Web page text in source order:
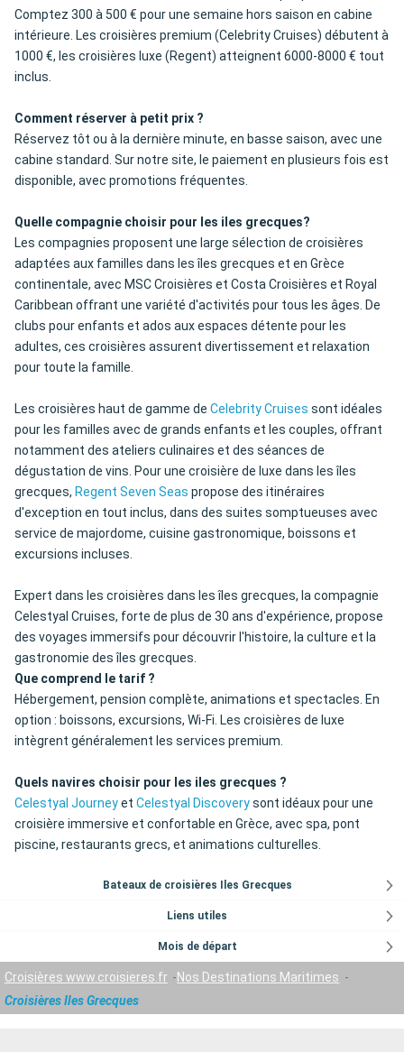
Comptez 300 à 500 € pour une semaine hors saison en cabine
intérieure. Les croisières premium (Celebrity Cruises) débutent à
1000 €, les croisières luxe (Regent) atteignent 6000-8000 € tout
inclus.
Comment réserver à petit prix ?
Réservez tôt ou à la dernière minute, en basse saison, avec une
cabine standard. Sur notre site, le paiement en plusieurs fois est
disponible, avec promotions fréquentes.
Quelle compagnie choisir pour les iles grecques?
Les compagnies proposent une large sélection de croisières
adaptées aux familles dans les îles grecques et en Grèce
continentale, avec MSC Croisières et Costa Croisières et Royal
Caribbean offrant une variété d'activités pour tous les âges. De
clubs pour enfants et ados aux espaces détente pour les
adultes, ces croisières assurent divertissement et relaxation
pour toute la famille.
Les croisières haut de gamme de Celebrity Cruises sont idéales
pour les familles avec de grands enfants et les couples, offrant
notamment des ateliers culinaires et des séances de
dégustation de vins. Pour une croisière de luxe dans les îles
grecques, Regent Seven Seas propose des itinéraires
d'exception en tout inclus, dans des suites somptueuses avec
service de majordome, cuisine gastronomique, boissons et
excursions incluses.
Expert dans les croisières dans les îles grecques, la compagnie
Celestyal Cruises, forte de plus de 30 ans d'expérience, propose
des voyages immersifs pour découvrir l'histoire, la culture et la
gastronomie des îles grecques.
Que comprend le tarif ?
Hébergement, pension complète, animations et spectacles. En
option : boissons, excursions, Wi-Fi. Les croisières de luxe
intègrent généralement les services premium.
Quels navires choisir pour les iles grecques ?
Celestyal Journeyet Celestyal Discoverysont idéaux pour une
croisière immersive et confortable en Grèce, avec spa, pont
piscine, restaurants grecs, et animations culturelles.
Bateaux de croisières Iles Grecques
Liens utiles
Mois de départ
Croisières www.croisieres.fr
Nos Destinations Maritimes
Croisières Iles Grecques